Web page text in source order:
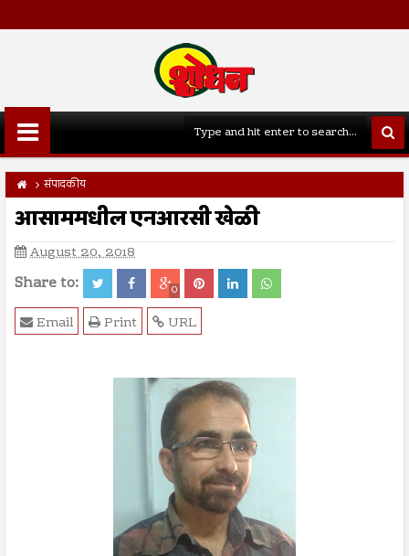
संपादकीय
आसाममधील एनआरसी खेळी
August 20, 2018
Share to: 0
URL
Print
Email